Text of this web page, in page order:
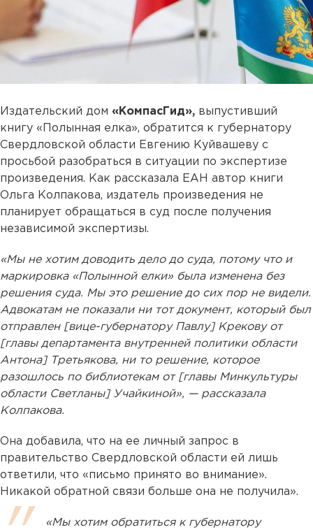
Издательский дом «КомпасГид», выпустивший
книгу «Полынная елка», обратится к губернатору
Свердловской области Евгению Куйвашеву с
просьбой разобраться в ситуации по экспертизе
произведения. Как рассказала ЕАН автор книги
Ольга Колпакова, издатель произведения не
планирует обращаться в суд после получения
независимой экспертизы.
«Мы не хотим доводить дело до суда, потому что и
маркировка «Полынной елки» была изменена без
решения суда. Мы это решение до сих пор не видели.
Адвокатам не показали ни тот документ, который был
отправлен [вице-губернатору Павлу] Крекову от
[главы департамента внутренней политики области
Антона] Третьякова, ни то решение, которое
разошлось по библиотекам от [главы Минкультуры
области Светланы] Учайкиной», — рассказала
Колпакова.
Она добавила, что на ее личный запрос в
правительство Свердловской области ей лишь
ответили, что «письмо принято во внимание».
Никакой обратной связи больше она не получила».
«Мы хотим обратиться к губернатору